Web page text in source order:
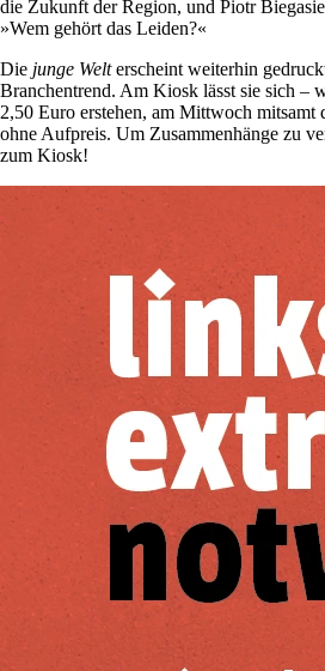
die Zukunft der Region, und Piotr
»Wem gehört das Leiden?«
Die junge Welterscheint weiterhin
Branchentrend. Am Kiosk lässt sie sich –
2,50 Euro erstehen, am Mittwoch mitsamt
ohne Aufpreis. Um Zusammenhänge zu
zum Kiosk!